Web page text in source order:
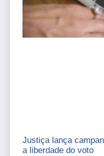
Justiça lança
a liberdade do voto